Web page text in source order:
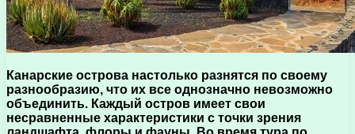
Канарские острова настолько разнятся по своему
разнообразию, что их все однозначно невозможно
объединить. Каждый остров имеет свои
несравненные характеристики с точки зрения